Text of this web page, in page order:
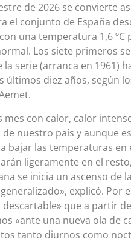
de 2026 se convierte
el conjunto de España
una temperatura 1,6 ºC
Los siete primeros
la serie (arranca en 1961)
últimos diez años, según
mes con calor, calor
de nuestro país y aunque
bajar las temperaturas en
ligeramente en el
se inicia un ascenso de
explicó. Por
descartable» que a partir
«ante una nueva ola de
tanto diurnos como